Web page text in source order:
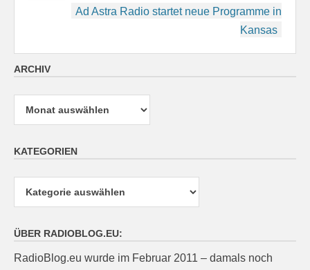
Ad Astra Radio startet neue Programme in
Kansas
ARCHIV
Archiv
KATEGORIEN
ÜBER RADIOBLOG.EU:
RadioBlog.eu wurde im Februar 2011 – damals noch